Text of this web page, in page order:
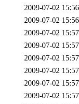
2009-07-02 15:56
2009-07-02 15:56
2009-07-02 15:57
2009-07-02 15:57
2009-07-02 15:57
2009-07-02 15:57
2009-07-02 15:57
2009-07-02 15:57